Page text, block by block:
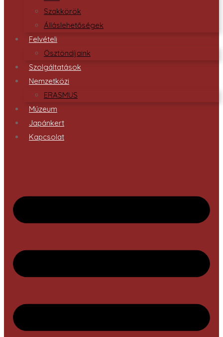
Szakkörök
Álláslehetőségek
Felvételi
Ösztöndíjaink
Szolgáltatások
Nemzetközi
ERASMUS
Múzeum
Japánkert
Kapcsolat